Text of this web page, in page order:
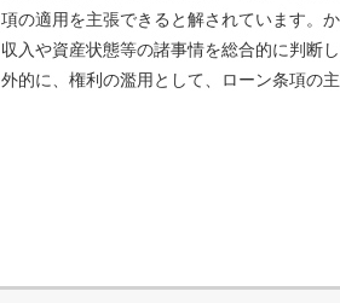
項の適用を主張できると解されています。
収入や資産状態等の諸事情を総合的に判断
外的に、権利の濫用として、ローン条項の